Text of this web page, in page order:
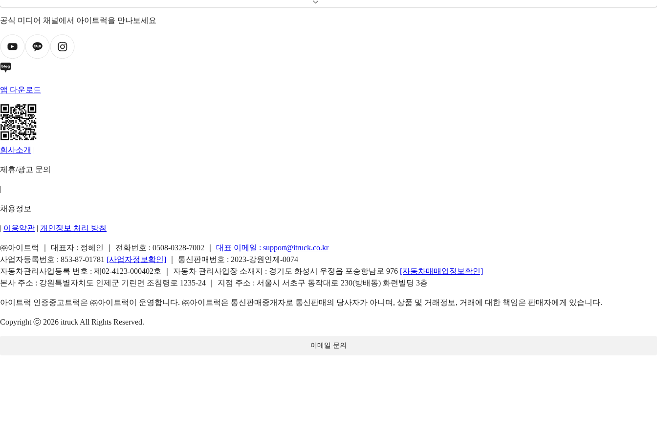
공식 미디어 채널에서 아이트럭을 만나보세요
앱 다운로드
회사소개 |
제휴/광고 문의
|
채용정보
| 이용약관 | 개인정보 처리 방침
㈜아이트럭 ｜ 대표자 : 정혜인 ｜ 전화번호 : 0508-0328-7002 대표 이메일 : support@itruck.co.kr
사업자등록번호 : 853-87-01781 [사업자정보확인]
｜ 통신판매번호 : 2023-강원인제-0074
자동차관리사업등록 번호 : 제02-4123-000402호 ｜ 자동차 관리사업장 소재지 : 경기도 화성시 우정읍 포승항남로 976 [자동차매매업정보확인]
본사 주소 : 강원특별자치도 인제군 기린면 조침령로 1235-24 ｜ 지점 주소 : 서울시 서초구 동작대로 230(방배동) 화련빌딩 3층
아이트럭 인증중고트럭은 ㈜아이트럭이 운영합니다. ㈜아이트럭은 통신판매중개자로 통신판매의 당사자가 아니며, 상품 및 거래정보, 거래에 대한 책임은 판매자에게 있습니다.
Copyright ⓒ 2026 itruck All Rights Reserved.
이메일 문의